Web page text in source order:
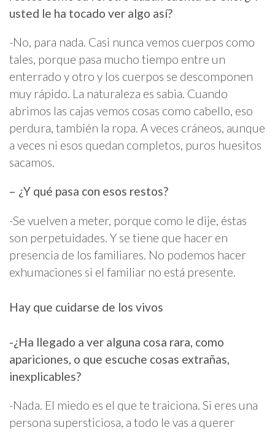
usted le ha tocado ver algo así?
-No, para nada. Casi nunca vemos cuerpos como
tales, porque pasa mucho tiempo entre un
enterrado y otro y los cuerpos se descomponen
muy rápido. La naturaleza es sabia. Cuando
abrimos las cajas vemos cosas como cabello, eso
perdura, también la ropa. A veces cráneos, aunque
a veces ni esos quedan completos, puros huesitos
sacamos.
– ¿Y qué pasa con esos restos?
-Se vuelven a meter, porque como le dije, éstas
son perpetuidades. Y se tiene que hacer en
presencia de los familiares. No podemos hacer
exhumaciones si el familiar no está presente.
Hay que cuidarse de los vivos
-¿Ha llegado a ver alguna cosa rara, como
apariciones, o que escuche cosas extrañas,
inexplicables?
-Nada. El miedo es el que te traiciona. Si eres una
persona supersticiosa, a todo le vas a querer